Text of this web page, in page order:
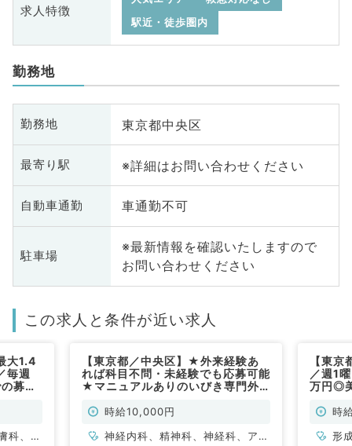
求人特徴
駅近・徒歩圏内
勤務地
勤務地 東京都中央区
最寄り駅 ※詳細はお問い合わせください
自動車通勤 車通勤不可
駐車場
※最新情報を確認いたしますので
お問い合わせください
この求人と条件が近い求人
大1.4
毎週
募集
常勤）
科、美
【東京都／中央区】★外来経験あ
れば科目不問・未経験でも応募可能
★マニュアルありのいびき専門外
時給1万円（科目不問／非常勤）
時給10,000円
神経内科、精神科、神経科、アレ
【東
／週1
万円◎
科／非
時
形